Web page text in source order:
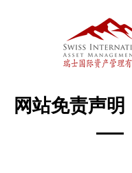
网站免责声明